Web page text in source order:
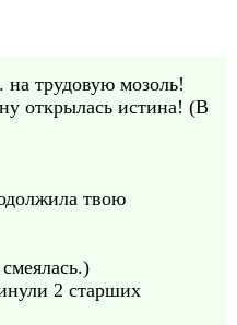
на трудовую мозоль!
открылась истина! (В
твою
2 старших